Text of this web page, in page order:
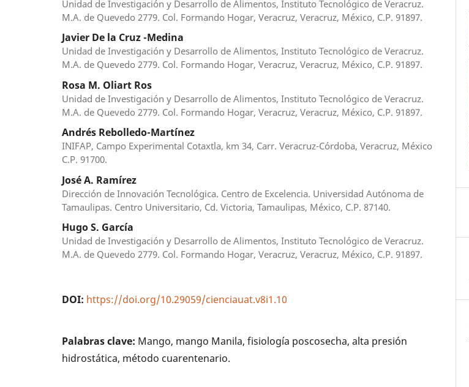
Unidad de Investigación y Desarrollo de Alimentos, Instituto Tecnológico de Veracruz.
M.A. de Quevedo 2779. Col. Formando Hogar, Veracruz, Veracruz, México, C.P. 91897.
Javier De la Cruz -Medina
Unidad de Investigación y Desarrollo de Alimentos, Instituto Tecnológico de Veracruz.
M.A. de Quevedo 2779. Col. Formando Hogar, Veracruz, Veracruz, México, C.P. 91897.
Rosa M. Oliart Ros
Unidad de Investigación y Desarrollo de Alimentos, Instituto Tecnológico de Veracruz.
M.A. de Quevedo 2779. Col. Formando Hogar, Veracruz, Veracruz, México, C.P. 91897.
Andrés Rebolledo-Martínez
INIFAP, Campo Experimental Cotaxtla, km 34, Carr. Veracruz-Córdoba, Veracruz, México
C.P. 91700.
José A. Ramírez
Dirección de Innovación Tecnológica. Centro de Excelencia. Universidad Autónoma de
Tamaulipas. Centro Universitario, Cd. Victoria, Tamaulipas, México, C.P. 87140.
Hugo S. García
Unidad de Investigación y Desarrollo de Alimentos, Instituto Tecnológico de Veracruz.
M.A. de Quevedo 2779. Col. Formando Hogar, Veracruz, Veracruz, México, C.P. 91897.
DOI: https://doi.org/10.29059/cienciauat.v8i1.10
Palabras clave: Mango, mango Manila, fisiología poscosecha, alta presión
hidrostática, método cuarentenario.